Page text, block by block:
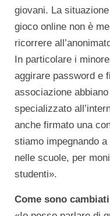
giovani. La
gioco online non è
ricorrere
In particolare i
aggirare password e
associazione
specializzato
anche firmato una
stiamo impegnando
nelle scuole, per
studenti».
Come sono